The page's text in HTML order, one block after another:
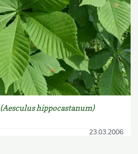
(Aesculus hippocastanum)
23.03.2006